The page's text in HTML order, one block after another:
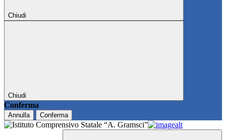
Chiudi
Chiudi
Conferma
Annulla Conferma